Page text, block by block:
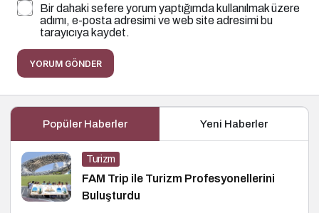
Bir dahaki sefere yorum yaptığımda kullanılmak üzere
adımı, e-posta adresimi ve web site adresimi bu
tarayıcıya kaydet.
YORUM GÖNDER
Popüler Haberler Yeni Haberler
Turizm
FAM Trip ile Turizm Profesyonellerini
Buluşturdu